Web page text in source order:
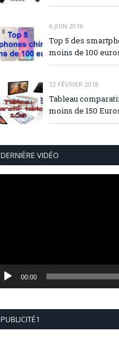
6 JUIN 2018
Top 5 des
moins de 100
12 FÉVRIER 2018
Tableau
moins de 150
DERNIÈRE VIDÉO
00:00
PUBLICITÉ1